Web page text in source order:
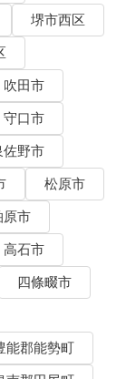
堺市西区
吹田市
守口市
佐野市
松原市
原市
高石市
四條畷市
能郡能勢町